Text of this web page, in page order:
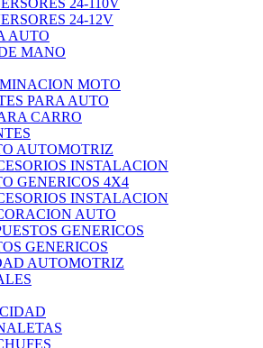
24-110V
24-12V
AUTO
MANO
MOTO
PARA AUTO
CARRO
AUTOMOTRIZ
INSTALACION
GENERICOS 4X4
INSTALACION
AUTO
GENERICOS
GENERICOS
AUTOMOTRIZ